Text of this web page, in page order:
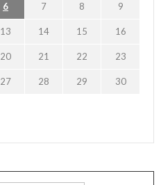
6 7 8 9
13 14 15 16
20 21 22 23
27 28 29 30